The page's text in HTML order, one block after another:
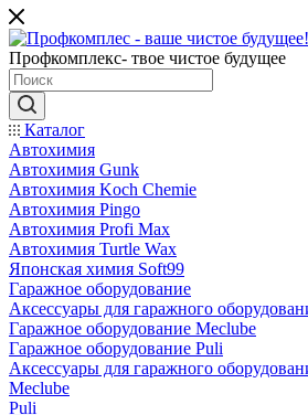
Профкомплекс- твое чистое будущее
Каталог
Автохимия
Автохимия Gunk
Автохимия Koch Chemie
Автохимия Pingo
Автохимия Profi Max
Автохимия Turtle Wax
Японская химия Soft99
Гаражное оборудование
Аксессуары для гаражного
Гаражное оборудование Meclube
Гаражное оборудование Puli
Аксессуары для гаражного
Meclube
Puli